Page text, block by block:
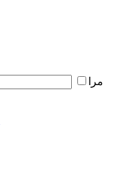
مرا